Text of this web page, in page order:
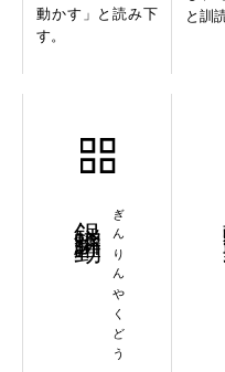
動かす」と読み下
す。
と訓
ぎんりんやくどう